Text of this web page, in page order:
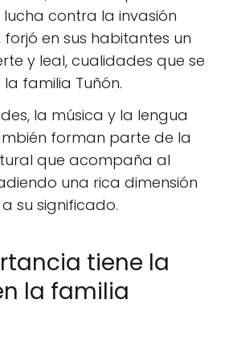
lucha contra la invasión
en sus habitantes un
y leal, cualidades que se
familia Tuñón.
la música y la lengua
forman parte de la
que acompaña al
una rica dimensión
su significado.
tiene la
la familia